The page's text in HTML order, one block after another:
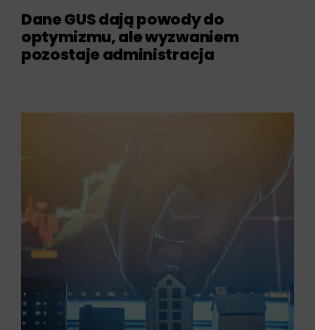
Dane GUS dają powody do
optymizmu, ale wyzwaniem
pozostaje administracja